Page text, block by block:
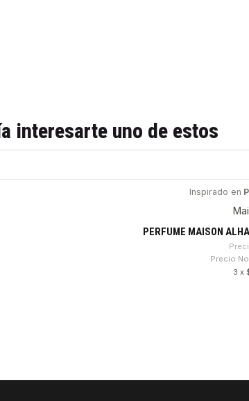
interesarte uno de estos
Inspirado en
PERFUME MAISON
Precio
3 x